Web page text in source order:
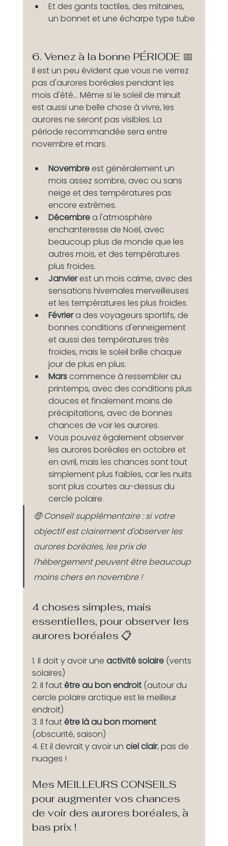
Et des gants tactiles, des mitaines,
un bonnet et une écharpe type tube
6. Venez à la bonne PÉRIODE 📅
Il est un peu évident que vous ne verrez
pas d'aurores boréales pendant les
mois d'été... Même si le soleil de minuit
est aussi une belle chose à vivre, les
aurores ne seront pas visibles. La
période recommandée sera entre
novembre et mars.
Novembre est généralement un
mois assez sombre, avec ou sans
neige et des températures pas
encore extrêmes.
Décembre a l'atmosphère
enchanteresse de Noël, avec
beaucoup plus de monde que les
autres mois, et des températures
plus froides.
Janvier est un mois calme, avec des
sensations hivernales merveilleuses
et les températures les plus froides.
Février a des voyageurs sportifs, de
bonnes conditions d'enneigement
et aussi des températures très
froides, mais le soleil brille chaque
jour de plus en plus.
Mars commence à ressembler au
printemps, avec des conditions plus
douces et finalement moins de
précipitations, avec de bonnes
chances de voir les aurores.
Vous pouvez également observer
les aurores boréales en octobre et
en avril, mais les chances sont tout
simplement plus faibles, car les nuits
sont plus courtes au-dessus du
cercle polaire.
🤑 Conseil supplémentaire : si votre
objectif est clairement d'observer les
aurores boréales, les prix de
l'hébergement peuvent être beaucoup
moins chers en novembre !
4 choses simples, mais
essentielles, pour observer les
aurores boréales 📋
1. Il doit y avoir une activité solaire (vents
solaires)
2. Il faut être au bon endroit (autour du
cercle polaire arctique est le meilleur
endroit)
3. Il faut être là au bon moment
(obscurité, saison)
4. Et il devrait y avoir un ciel clair, pas de
nuages !
Mes MEILLEURS CONSEILS
pour augmenter vos chances
de voir des aurores boréales, à
bas prix !